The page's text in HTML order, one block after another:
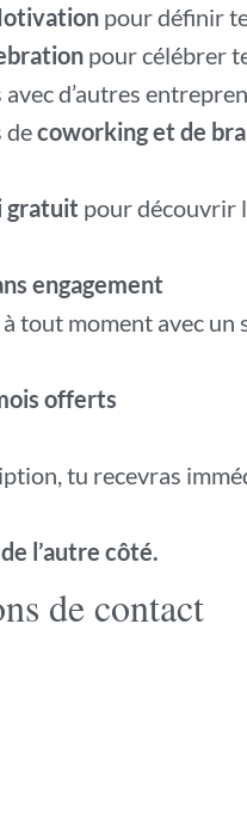
pour définir
pour célébrer
avec d’autres
decoworking et de
gratuit pour découvrir
engagement
tout moment avec un
offerts
tu recevras
l’autre côté.
de contact